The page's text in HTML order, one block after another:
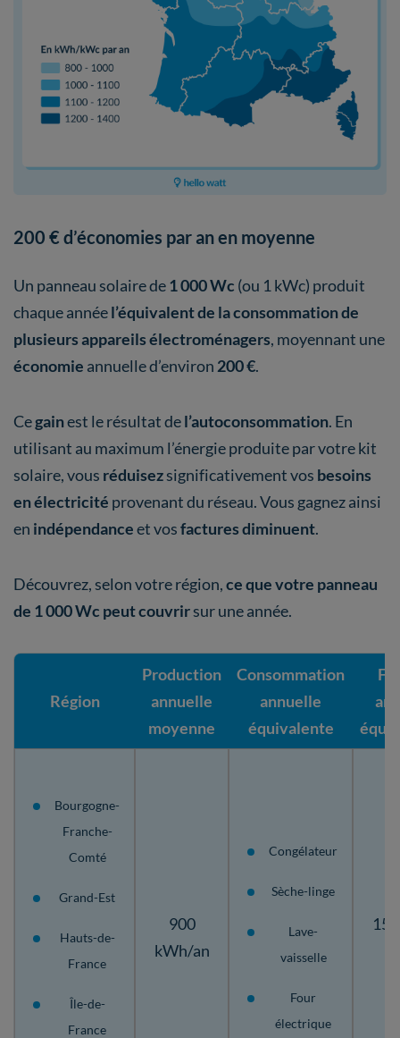
200 € d’économies par an en moyenne
Un panneau solaire de1 000 Wc (ou 1 kWc) produit
chaque annéel’équivalent de la consommation de
plusieurs appareils électroménagers, moyennant une
économie annuelle d’environ 200 €.
Cegainest le résultat del’autoconsommation. En
utilisant au maximum l’énergie produite par votre kit
solaire, vous réduisezsignificativement vos besoins
en électricité provenant du réseau. Vous gagnez ainsi
en indépendanceet vosfactures diminuent.
Découvrez, selon votre région,ce que votre panneau
de 1 000 Wc peut couvrirsur une année.
Région
Production
annuelle
moyenne
Consommation
annuelle
équivalente
Bourgogne-
Franche-
Comté
Grand-Est
Hauts-de-
France
Île-de-
France
900
kWh/an
Congélateur
Sèche-linge
Lave-
vaisselle
Four
électrique